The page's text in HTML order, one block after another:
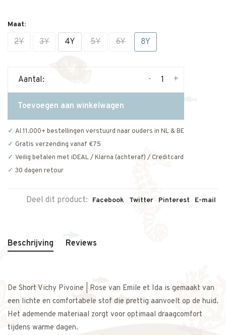
Maat:
2Y 3Y 4Y 5Y 6Y 8Y
Aantal: +
-
Toevoegen aan winkelwagen
Al 11.000+ bestellingen verstuurd naar ouders in NL & BE
Gratis verzending vanaf €75
Veilig betalen met iDEAL / Klarna (achteraf) / Creditcard
30 dagen retour
Deel dit product: Facebook Twitter Pinterest E-mail
Beschrijving Reviews
De Short Vichy Pivoine | Rose van Emile et Ida is gemaakt van
een lichte en comfortabele stof die prettig aanvoelt op de huid.
Het ademende materiaal zorgt voor optimaal draagcomfort
tijdens warme dagen.